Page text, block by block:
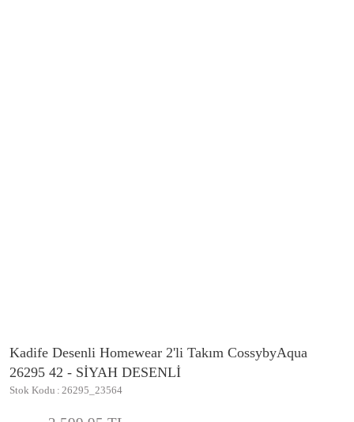
Kadife Desenli Homewear 2'li Takım CossybyAqua
26295 42 - SİYAH DESENLİ
Stok Kodu 26295_23564